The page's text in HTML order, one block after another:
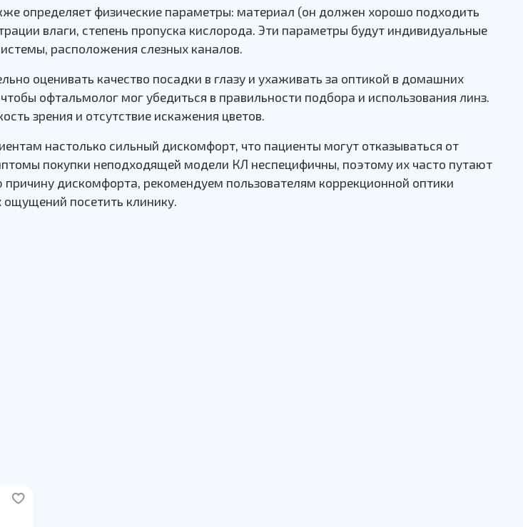
определяет физические параметры: материал (он должен хорошо подходить
влаги, степень пропуска кислорода. Эти параметры будут индивидуальные
расположения слезных каналов.
оценивать качество посадки в глазу и ухаживать за оптикой в домашних
офтальмолог мог убедиться в правильности подбора и использования линз.
зрения и отсутствие искажения цветов.
настолько сильный дискомфорт, что пациенты могут отказываться от
покупки неподходящей модели КЛ неспецифичны, поэтому их часто путают
дискомфорта, рекомендуем пользователям коррекционной оптики
посетить клинику.